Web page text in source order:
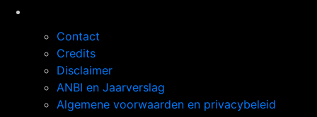
Contact
Credits
Disclaimer
ANBI en Jaarverslag
Algemene voorwaarden en privacybeleid